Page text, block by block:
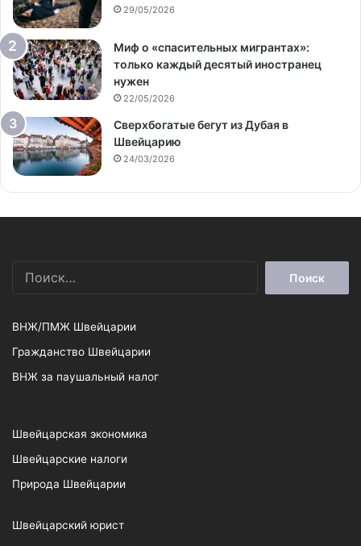
29/05/2026
Миф о «спасительных мигрантах»:
только каждый десятый иностранец
нужен
22/05/2026
Сверхбогатые бегут из Дубая в
Швейцарию
24/03/2026
ВНЖ/ПМЖ Швейцарии
Гражданство Швейцарии
ВНЖ за паушальный налог
Швейцарская экономика
Швейцарские налоги
Природа Швейцарии
Швейцарский юрист